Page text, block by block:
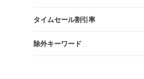
タイムセール割引率
除外キーワード